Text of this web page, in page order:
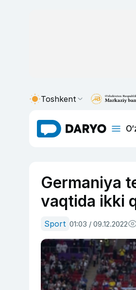
Toshkent
Germaniya
vaqtida ikki
Sport 01:03 / 09.12.2022